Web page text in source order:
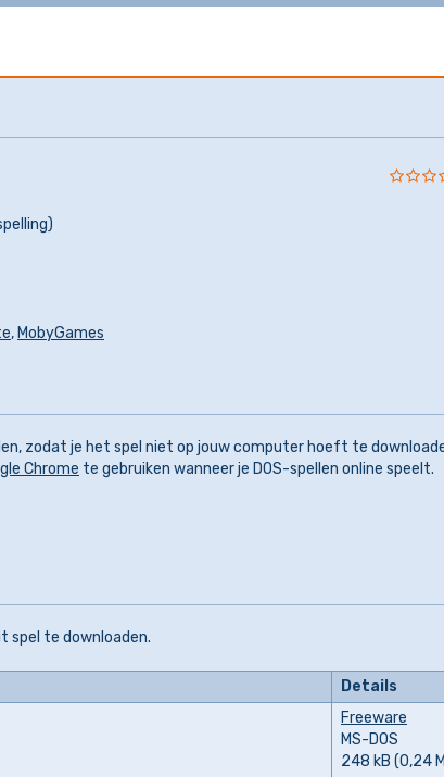
, MobyGames
zodat je het spel niet op jouw computer hoeft te
Chrome te gebruiken wanneer je DOS-spellen online speelt.
spel te downloaden.
Details
Freeware
MS-DOS
248 kB (0,24